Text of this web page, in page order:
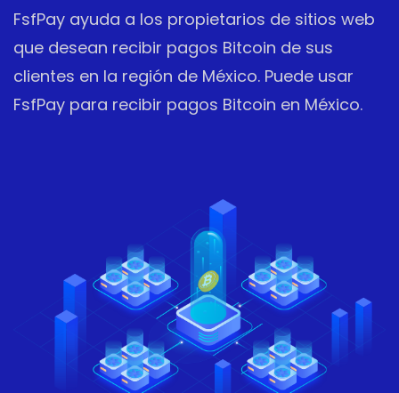
FsfPay ayuda a los propietarios de sitios web
que desean recibir pagos Bitcoin de sus
clientes en la región de México. Puede usar
FsfPay para recibir pagos Bitcoin en México.